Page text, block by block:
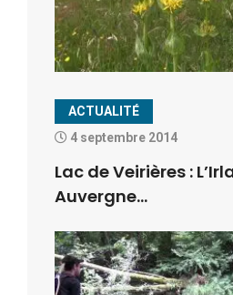
ACTUALITÉ
4 septembre 2014
Lac de Veirières :
Auvergne…